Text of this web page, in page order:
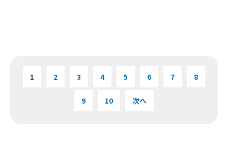
1 2 3 4 5 6 7 8
9 10 次へ